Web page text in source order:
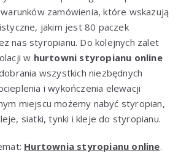
zamówienia, które wskazują
jakim jest 80 paczek
nas styropianu. Do kolejnych zalet
w hurtowni styropianu online
wszystkich niezbędnych
i wykończenia elewacji
miejscu możemy nabyć styropian,
siatki, tynki i kleje do styropianu.
Hurtownia styropianu online.